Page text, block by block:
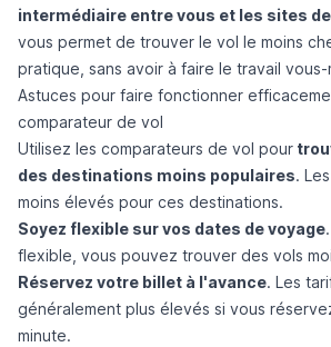
intermédiaire entre vous et les sites
vous permet de trouver le vol le moins
pratique, sans avoir à faire le travail vous-
Astuces pour faire fonctionner
comparateur de vol
Utilisez les comparateurs de vol pour
des destinations moins populaires.
moins élevés pour ces destinations.
Soyez flexible sur vos dates de voyage
flexible, vous pouvez trouver des vols
Réservez votre billet à l'avance. Les
généralement plus élevés si vous
minute.